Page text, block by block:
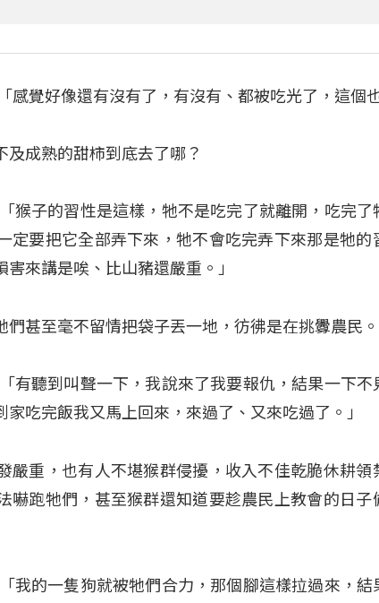
感覺好像還有沒有了，有沒有、都被吃光了，這個
成熟的甜柿到底去了哪？
猴子的習性是這樣，牠不是吃完了就離開，吃完了
定要把它全部弄下來，牠不會吃完弄下來那是牠的
來講是唉、比山豬還嚴重。」
們甚至毫不留情把袋子丟一地，彷彿是在挑釁農民。
有聽到叫聲一下，我說來了我要報仇，結果一下不
吃完飯我又馬上回來，來過了、又來吃過了。」
嚴重，也有人不堪猴群侵擾，收入不佳乾脆休耕領
嚇跑牠們，甚至猴群還知道要趁農民上教會的日子
我的一隻狗就被牠們合力，那個腳這樣拉過來，